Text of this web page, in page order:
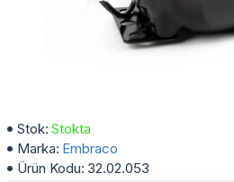
Stok: Stokta
Marka: Embraco
Ürün Kodu: 32.02.053